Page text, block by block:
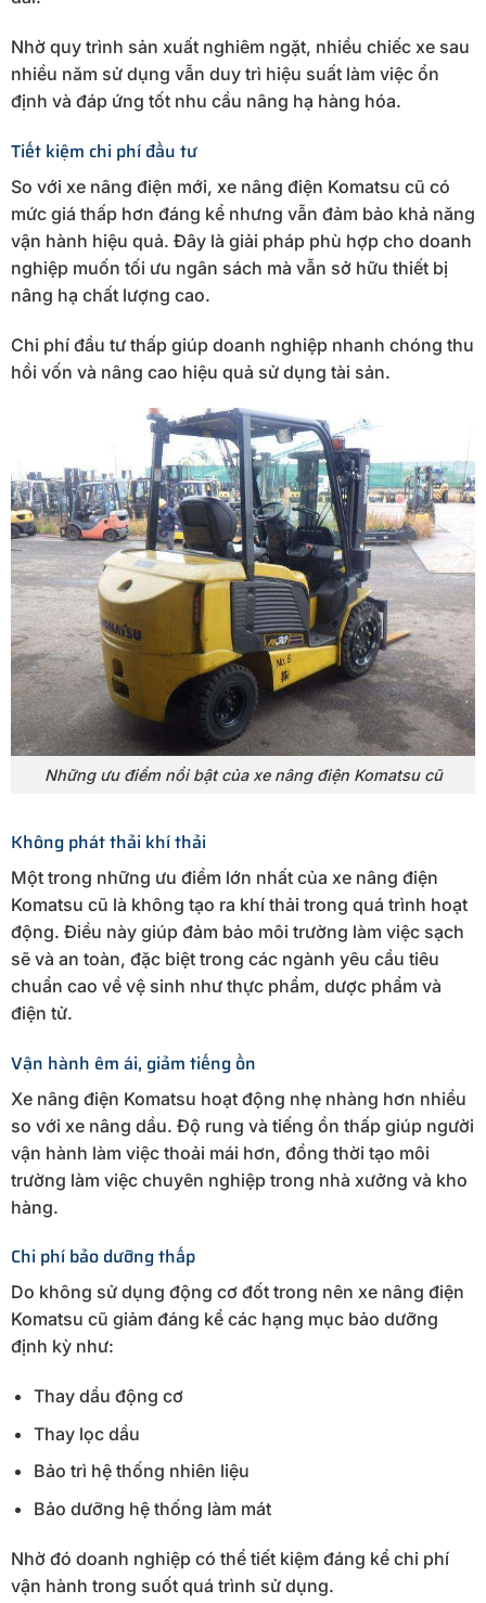
Nhờ quy trình sản xuất nghiêm ngặt, nhiều chiếc xe sau
nhiều năm sử dụng vẫn duy trì hiệu suất làm việc ổn
định và đáp ứng tốt nhu cầu nâng hạ hàng hóa.
Tiết kiệm chi phí đầu tư
So với xe nâng điện mới, xe nâng điện Komatsu cũ có
mức giá thấp hơn đáng kể nhưng vẫn đảm bảo khả năng
vận hành hiệu quả. Đây là giải pháp phù hợp cho doanh
nghiệp muốn tối ưu ngân sách mà vẫn sở hữu thiết bị
nâng hạ chất lượng cao.
Chi phí đầu tư thấp giúp doanh nghiệp nhanh chóng thu
hồi vốn và nâng cao hiệu quả sử dụng tài sản.
Những ưu điểm nổi bật của xe nâng điện Komatsu cũ
Không phát thải khí thải
Một trong những ưu điểm lớn nhất của xe nâng điện
Komatsu cũ là không tạo ra khí thải trong quá trình hoạt
động. Điều này giúp đảm bảo môi trường làm việc sạch
sẽ và an toàn, đặc biệt trong các ngành yêu cầu tiêu
chuẩn cao về vệ sinh như thực phẩm, dược phẩm và
điện tử.
Vận hành êm ái, giảm tiếng ồn
Xe nâng điện Komatsu hoạt động nhẹ nhàng hơn nhiều
so với xe nâng dầu. Độ rung và tiếng ồn thấp giúp người
vận hành làm việc thoải mái hơn, đồng thời tạo môi
trường làm việc chuyên nghiệp trong nhà xưởng và kho
hàng.
Chi phí bảo dưỡng thấp
Do không sử dụng động cơ đốt trong nên xe nâng điện
Komatsu cũ giảm đáng kể các hạng mục bảo dưỡng
định kỳ như:
Thay dầu động cơ
Thay lọc dầu
Bảo trì hệ thống nhiên liệu
Bảo dưỡng hệ thống làm mát
Nhờ đó doanh nghiệp có thể tiết kiệm đáng kể chi phí
vận hành trong suốt quá trình sử dụng.